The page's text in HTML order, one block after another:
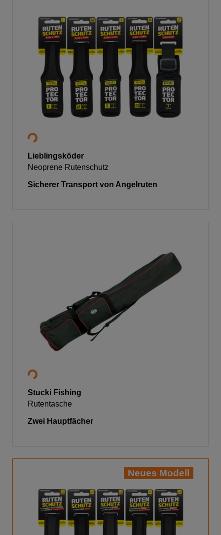
Lieblingsköder
Neoprene Rutenschutz
Sicherer Transport von Angelruten
Stucki Fishing
Rutentasche
Zwei Hauptfächer
Neues Modell